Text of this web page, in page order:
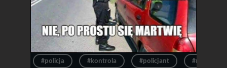
#policja #kontrola #policjant #mandat